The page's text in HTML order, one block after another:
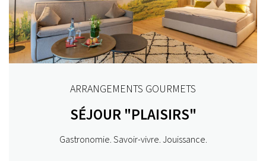
ARRANGEMENTS GOURMETS
SÉJOUR "PLAISIRS"
Gastronomie. Savoir-vivre. Jouissance.